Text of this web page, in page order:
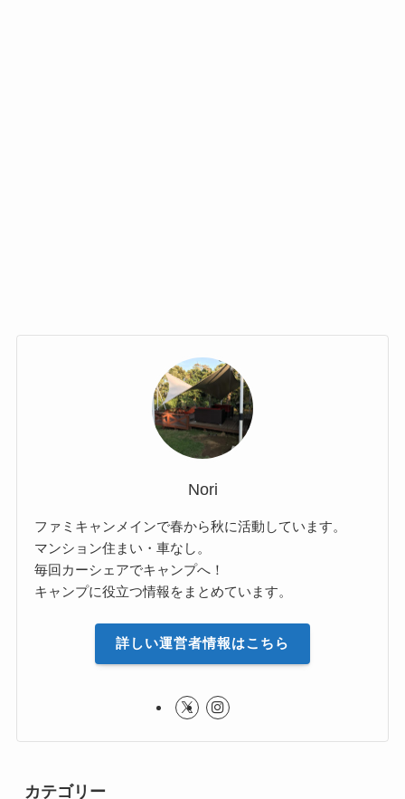
Nori
ファミキャンメインで春から秋に活動しています。
マンション住まい・車なし。
毎回カーシェアでキャンプへ！
キャンプに役立つ情報をまとめています。
詳しい運営者情報はこちら
カテゴリー